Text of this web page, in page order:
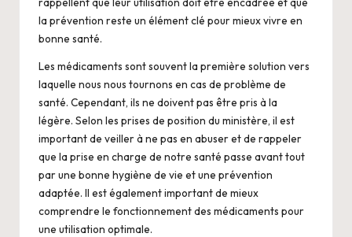
la prévention reste un élément clé pour mieux vivre en
bonne santé.
Les médicaments sont souvent la première solution vers
laquelle nous nous tournons en cas de problème de
santé. Cependant, ils ne doivent pas être pris à la
légère. Selon les prises de position du ministère, il est
important de veiller à ne pas en abuser et de rappeler
que la prise en charge de notre santé passe avant tout
par une bonne hygiène de vie et une prévention
adaptée. Il est également important de mieux
comprendre le fonctionnement des médicaments pour
une utilisation optimale.